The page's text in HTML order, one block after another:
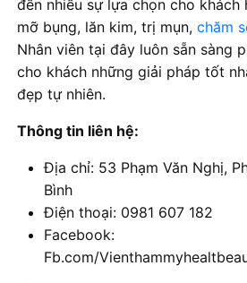
đến nhiều sự lựa chọn cho khách
mỡ bụng, lăn kim, trị mụn, chăm
Nhân viên tại đây luôn sẵn sàng
cho khách những giải pháp tốt
đẹp tự nhiên.
Thông tin liên hệ:
Địa chỉ: 53 Phạm Văn Nghị,
Bình
Điện thoại: 0981 607 182
Facebook:
Fb.com/